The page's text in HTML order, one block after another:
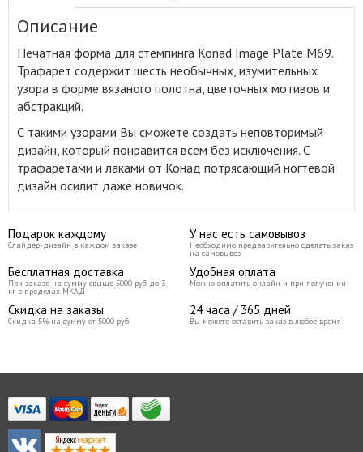
Описание
Печатная форма для стемпинга Konad Image Plate M69.
Трафарет содержит шесть необычных, изумительных
узора в форме вязаного полотна, цветочных мотивов и
абстракций.
С такими узорами Вы сможете создать неповторимый
дизайн, который понравится всем без исключения. С
трафаретами и лаками от Конад потрясающий ногтевой
дизайн осилит даже новичок.
Подарок каждому
Слайдер-дизайн в каждом заказе
У нас есть самовывоз
Необходимо предварительно сделать заказ
на самовывоз
Бесплатная доставка
При заказе на сумму свыше 5000 руб до 3
кг в пределах МКАД
Удобная оплата
Можно оплатить онлайн и при получении
Скидка на заказы
Скидка 5% на сумму от 5000 руб
24 часа / 365 дней
Вы можете оставить заказ в любое время